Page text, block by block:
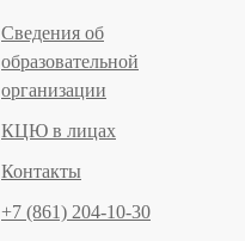
Сведения об
образовательной
организации
КЦЮ в лицах
Контакты
+7 (861) 204-10-30